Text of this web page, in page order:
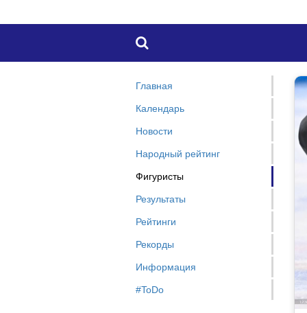

Главная
Календарь
Новости
Народный рейтинг
Фигуристы
Результаты
Рейтинги
Рекорды
Информация
#ToDo